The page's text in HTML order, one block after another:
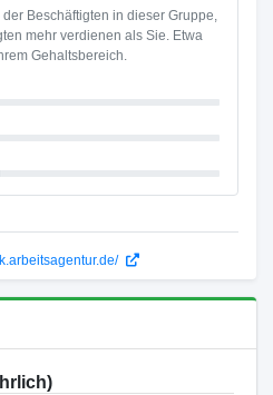
Beschäftigten in dieser Gruppe,
mehr verdienen als Sie. Etwa
Gehaltsbereich.